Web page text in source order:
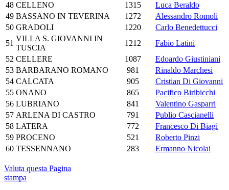
48 CELLENO 1315
Luca Beraldo
49 BASSANO IN TEVERINA 1272
Alessandro Romoli
50 GRADOLI 1220
Carlo Benedettucci
51
VILLA S. GIOVANNI IN
TUSCIA
1212
Fabio Latini
52 CELLERE 1087
Edoardo Giustiniani
53 BARBARANO ROMANO 981
Rinaldo Marchesi
54 CALCATA 905
Cristian Di Giovanni
55 ONANO 865
Pacifico Biribicchi
56 LUBRIANO 841
Valentino Gasparri
57 ARLENA DI CASTRO 791
Publio Cascianelli
58 LATERA 772
Francesco Di Biagi
59 PROCENO 521
Roberto Pinzi
60 TESSENNANO 283 Ermanno Nicolai
Valuta questa Pagina
stampa